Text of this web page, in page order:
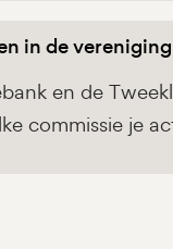
in de
en de
commissie je